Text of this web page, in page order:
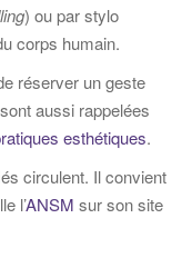
) ou par stylo
corps humain.
réserver un geste
aussi rappelées
esthétiques.
circulent. Il convient
l’ANSM sur son site